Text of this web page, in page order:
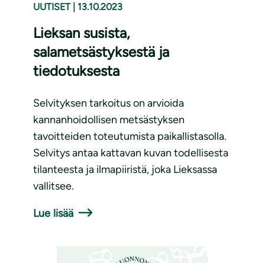
UUTISET 13.10.2023
Lieksan susista,
salametsästyksestä ja
tiedotuksesta
Selvityksen tarkoitus on arvioida
kannanhoidollisen metsästyksen
tavoitteiden toteutumista paikallistasolla.
Selvitys antaa kattavan kuvan todellisesta
tilanteesta ja ilmapiiristä, joka Lieksassa
vallitsee.
Lue lisää